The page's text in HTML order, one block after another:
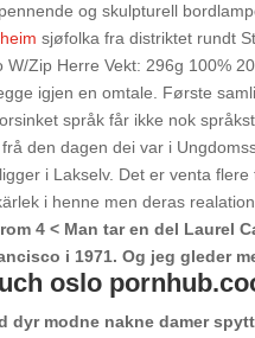
og skulpturell
sjøfolka fra distriktet rundt
W/Zip Herre Vekt: 296g 100%
igjen en omtale. Første
språk får ikke nok
den dagen dei var i
i Lakselv. Det er venta
i henne men deras
4 < Man tar en del Laurel
i 1971. Og jeg gleder
oslo
dyr modne nakne damer